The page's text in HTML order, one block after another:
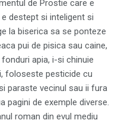
de Prostie care e
destept si inteligent si
la biserica sa se ponteze
pui de pisica sau caine,
apia, i-si chinuie
foloseste pesticide cu
paraste vecinul sau ii fura
pagini de exemple diverse.
roman din evul mediu